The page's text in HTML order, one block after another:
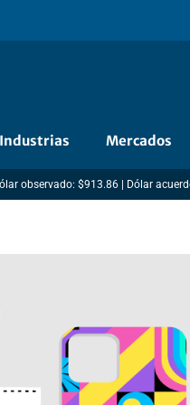
Industrias Mercados
observado: $913.86 | Dólar